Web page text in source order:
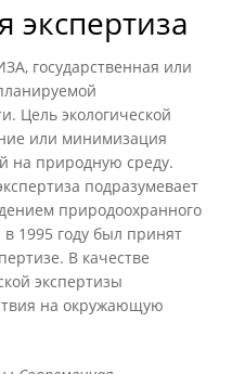
экспертиза
государственная или
Цель экологической
или минимизация
на природную среду.
подразумевает
природоохранного
в 1995 году был принят
В качестве
экспертизы
на окружающую